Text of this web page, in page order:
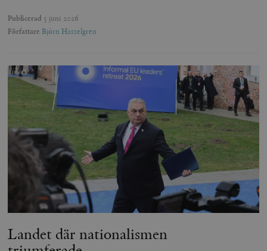
Publicerad 5 juni 2026
Författare Björn Hasselgren
Landet där nationalismen